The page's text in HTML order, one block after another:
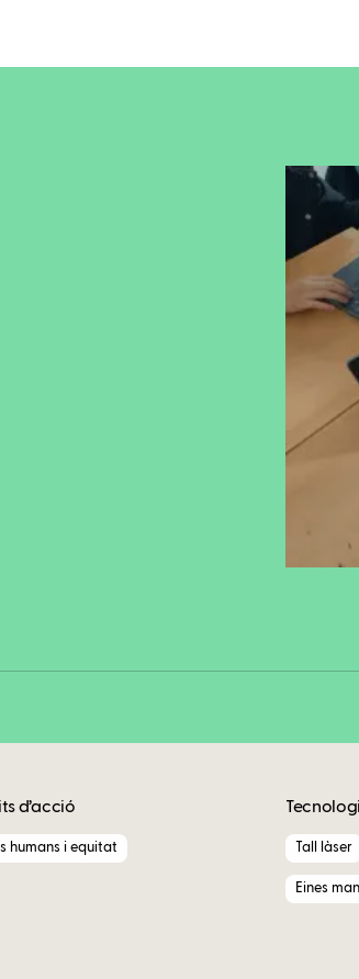
d’acció
humans i equitat Tall làser
Eines